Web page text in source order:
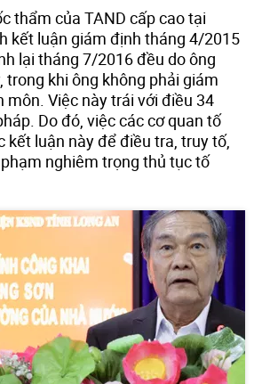
thẩm của TAND cấp cao tại
kết luận giám định tháng 4/2015
lại tháng 7/2016 đều do ông
trong khi ông không phải giám
môn. Việc này trái với điều 34
Do đó, việc các cơ quan tố
kết luận này để điều tra, truy tố,
nghiêm trọng thủ tục tố